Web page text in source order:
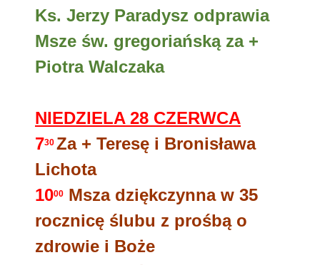
Ks. Jerzy Paradysz odprawia
Msze św. gregoriańską za +
Piotra Walczaka
NIEDZIELA 28 CZERWCA
730 Za + Teresę i Bronisława
Lichota
1000 Msza dziękczynna w 35
rocznicę ślubu z prośbą o
zdrowie i Boże